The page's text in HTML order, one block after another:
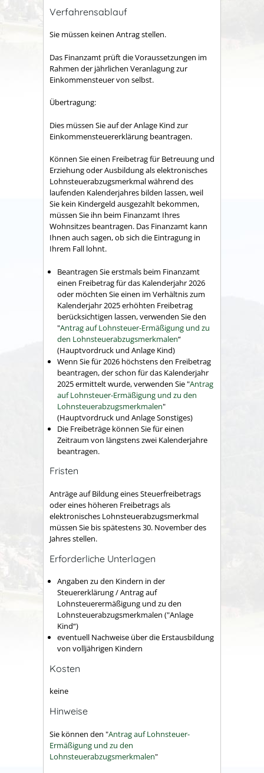
Verfahrensablauf
Sie müssen keinen Antrag stellen.
Das Finanzamt prüft die Voraussetzungen im
Rahmen der jährlichen Veranlagung zur
Einkommensteuer von selbst.
Übertragung:
Dies müssen Sie auf der Anlage Kind zur
Einkommensteuererklärung beantragen.
Können Sie einen Freibetrag für Betreuung und
Erziehung oder Ausbildung als elektronisches
Lohnsteuerabzugsmerkmal während des
laufenden Kalenderjahres bilden lassen, weil
Sie kein Kindergeld ausgezahlt bekommen,
müssen Sie ihn beim Finanzamt Ihres
Wohnsitzes beantragen. Das Finanzamt kann
Ihnen auch sagen, ob sich die Eintragung in
Ihrem Fall lohnt.
Beantragen Sie erstmals beim Finanzamt
einen Freibetrag für das Kalenderjahr 2026
oder möchten Sie einen im Verhältnis zum
Kalenderjahr 2025 erhöhten Freibetrag
berücksichtigen lassen, verwenden Sie den
"Antrag auf Lohnsteuer-Ermäßigung und zu
den Lohnsteuerabzugsmerkmalen“
(Hauptvordruck und Anlage Kind)
Wenn Sie für 2026 höchstens den Freibetrag
beantragen, der schon für das Kalenderjahr
2025 ermittelt wurde, verwenden Sie "Antrag
auf Lohnsteuer-Ermäßigung und zu den
Lohnsteuerabzugsmerkmalen"
(Hauptvordruck und Anlage Sonstiges)
Die Freibeträge können Sie für einen
Zeitraum von längstens zwei Kalenderjahre
beantragen.
Fristen
Anträge auf Bildung eines Steuerfreibetrags
oder eines höheren Freibetrags als
elektronisches Lohnsteuerabzugsmerkmal
müssen Sie bis spätestens 30. November des
Jahres stellen.
Erforderliche Unterlagen
Angaben zu den Kindern in der
Steuererklärung / Antrag auf
Lohnsteuerermäßigung und zu den
Lohnsteuerabzugsmerkmalen ("Anlage
Kind“)
eventuell Nachweise über die Erstausbildung
von volljährigen Kindern
Kosten
keine
Hinweise
Sie können den "Antrag auf Lohnsteuer-
Ermäßigung und zu den
Lohnsteuerabzugsmerkmalen"